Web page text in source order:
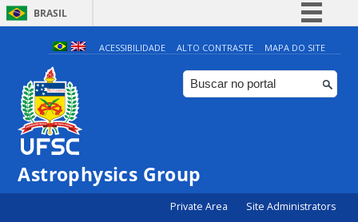
BRASIL
Simplifique!
Comunica BR
Participe
ACESSIBILIDADE ALTO CONTRASTE MAPA DO SITE
Astrophysics Group
Private Area Site Administrators